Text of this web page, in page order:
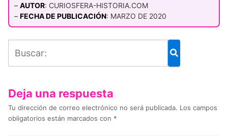
– AUTOR: CURIOSFERA-HISTORIA.COM
– FECHA DE PUBLICACIÓN: MARZO DE 2020
Deja una respuesta
Tu dirección de correo electrónico no será publicada. Los campos
obligatorios están marcados con *